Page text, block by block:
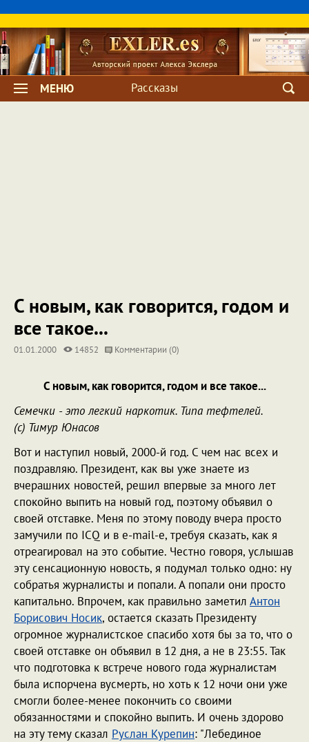
МЕНЮ Рассказы
С новым, как говорится, годом и
все такое...
01.01.2000 14852 Комментарии (0)
С новым, как говорится, годом и все такое...
Семечки - это легкий наркотик. Типа тефтелей.
(c) Тимур Юнасов
Вот и наступил новый, 2000-й год. С чем нас всех и
поздравляю. Президент, как вы уже знаете из
вчерашних новостей, решил впервые за много лет
спокойно выпить на новый год, поэтому объявил о
своей отставке. Меня по этому поводу вчера просто
замучили по ICQ и в e-mail-е, требуя сказать, как я
отреагировал на это событие. Честно говоря, услышав
эту сенсационную новость, я подумал только одно: ну
собратья журналисты и попали. А попали они просто
капитально. Впрочем, как правильно заметил Антон
Борисович Носик, остается сказать Президенту
огромное журналистское спасибо хотя бы за то, что о
своей отставке он объявил в 12 дня, а не в 23:55. Так
что подготовка к встрече нового года журналистам
была испорчена вусмерть, но хоть к 12 ночи они уже
смогли более-менее покончить со своими
обязанностями и спокойно выпить. И очень здорово
на эту тему сказал Руслан Курепин: "Лебединое